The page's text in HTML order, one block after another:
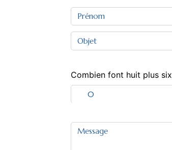
Combien font huit plus six